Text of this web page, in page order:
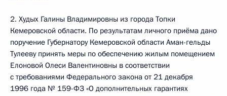
2. Худых Галины Владимировны из города Топки
Кемеровской области. По результатам личного приёма дано
поручение Губернатору Кемеровской области Аман-гельды
Тулееву принять меры по обеспечению жилым помещением
Елоновой Олеси Валентиновны в соответствии
с требованиями Федерального закона от 21 декабря
1996 года № 159-ФЗ «О дополнительных гарантиях